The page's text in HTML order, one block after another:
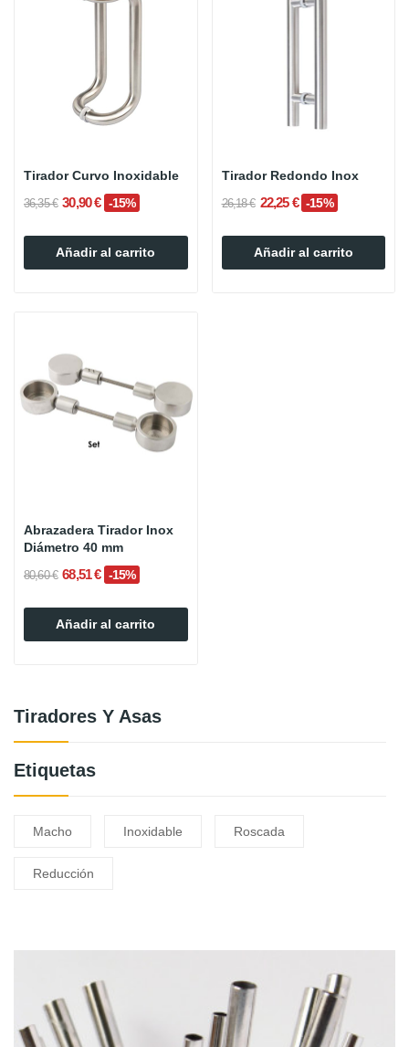
Tiradores Y Asas
Etiquetas
Macho Inoxidable Roscada
Reducción
Tirador Curvo Inoxidable
36,35 € 30,90 € -15%
Añadir al carrito
Tirador Redondo Inox
26,18 € 22,25 € -15%
Añadir al carrito
Abrazadera Tirador Inox
Diámetro 40 mm
80,60 € 68,51 € -15%
Añadir al carrito